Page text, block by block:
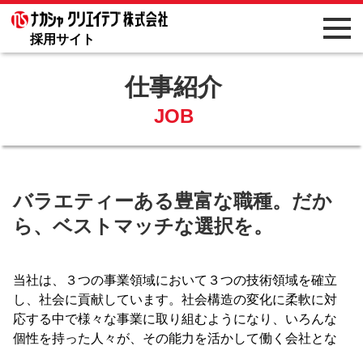
採用サイト
仕事紹介
JOB
バラエティーある豊富な職種。だか
ら、ベストマッチな選択を。
当社は、３つの事業領域において３つの技術領域を確立
し、社会に貢献しています。社会構造の変化に柔軟に対
応する中で様々な事業に取り組むようになり、いろんな
個性を持った人々が、その能力を活かして働く会社とな